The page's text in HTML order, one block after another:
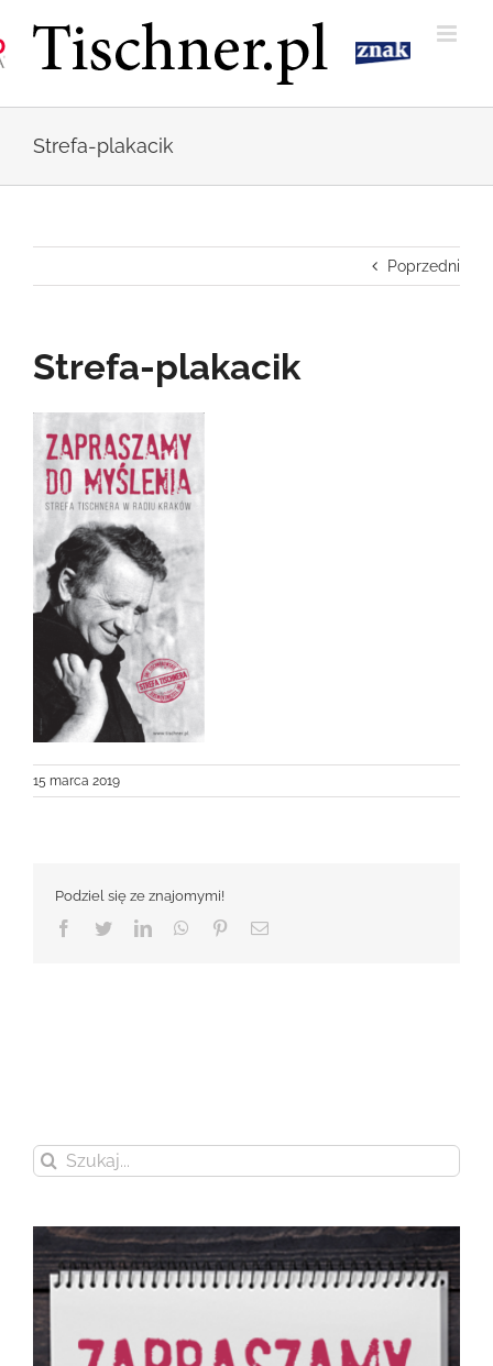
zawartości
Strefa-plakacik
Poprzedni
Strefa-plakacik
15 marca 2019
Podziel się ze znajomymi!
Facebook
TwitterLinkedInWhatsApp
PinterestEmail
Szukaj